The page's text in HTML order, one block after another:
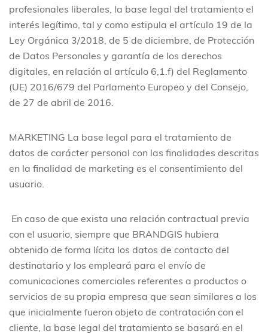
profesionales liberales, la base legal del tratamiento el
interés legítimo, tal y como estipula el artículo 19 de la
Ley Orgánica 3/2018, de 5 de diciembre, de Protección
de Datos Personales y garantía de los derechos
digitales, en relación al artículo 6,1.f) del Reglamento
(UE) 2016/679 del Parlamento Europeo y del Consejo,
de 27 de abril de 2016.
MARKETING La base legal para el tratamiento de
datos de carácter personal con las finalidades descritas
en la finalidad de marketing es el consentimiento del
usuario.
En caso de que exista una relación contractual previa
con el usuario, siempre que BRANDGIS hubiera
obtenido de forma lícita los datos de contacto del
destinatario y los empleará para el envío de
comunicaciones comerciales referentes a productos o
servicios de su propia empresa que sean similares a los
que inicialmente fueron objeto de contratación con el
cliente, la base legal del tratamiento se basará en el